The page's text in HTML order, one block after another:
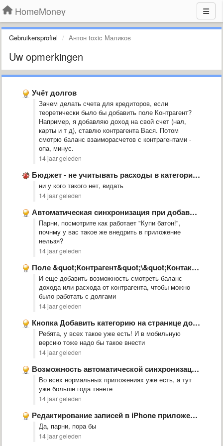
HomeMoney
Gebruikersprofiel Антон toxic Маликов
Uw opmerkingen
Учёт долгов
Зачем делать счета для кредиторов, если
теоретически было бы добавить поле Контрагент?
Например, я добавляю доход на свой счет (нал,
карты и т д), ставлю контрагента Вася. Потом
смотрю баланс взаиморасчетов с контрагентами -
опа, минус.
14 jaar geleden
Бюджет - не учитывать расходы в категории, если они были …
ни у кого такого нет, видать
14 jaar geleden
Автоматическая синхронизация при добавлении транзакции и загрузке приложения
Парни, посмотрите как работает "Купи батон!",
почнму у вас такое же внедрить в приложение
нельзя?
14 jaar geleden
Поле &quot;Контрагент&quot;\&quot;Контакт&quot; как отдельный элемент
И еще добавить возможность смотреть баланс
дохода или расхода от контрагента, чтобы можно
было работать с долгами
14 jaar geleden
Кнопка Добавить категорию на странице добавления транзакции
Ребята, у всех такое уже есть! И в мобильную
версию тоже надо бы такое внести
14 jaar geleden
Возможность автоматической синхронизации.
Во всех нормальных приложениях уже есть, а тут
уже больше года тянете
14 jaar geleden
Редактирование записей в iPhone приложении?
Да, парни, пора бы
14 jaar geleden